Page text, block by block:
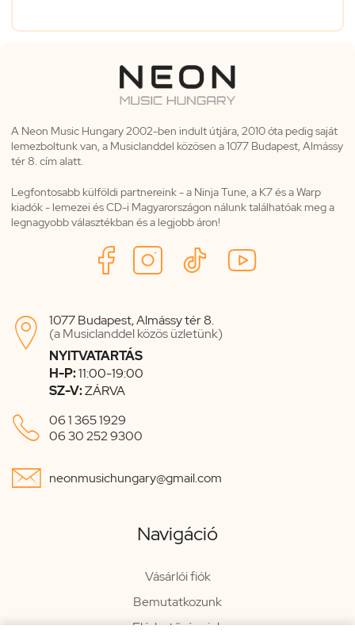
A Neon Music Hungary 2002-ben indult útjára, 2010 óta pedig saját
lemezboltunk van, a Musiclanddel közösen a 1077 Budapest, Almássy
tér 8. cím alatt.
Legfontosabb külföldi partnereink - a Ninja Tune, a K7 és a Warp
kiadók - lemezei és CD-i Magyarországon nálunk találhatóak meg a
legnagyobb választékban és a legjobb áron!

1077 Budapest, Almássy tér 8.
(a Musiclanddel közös üzletünk)
NYITVATARTÁS
H-P:11:00-19:00
SZ-V:ZÁRVA
 06 1 365 1929
06 30 252 9300
 neonmusichungary@gmail.com
Navigáció
Vásárlói fiók
Bemutatkozunk
Elérhetőségeink